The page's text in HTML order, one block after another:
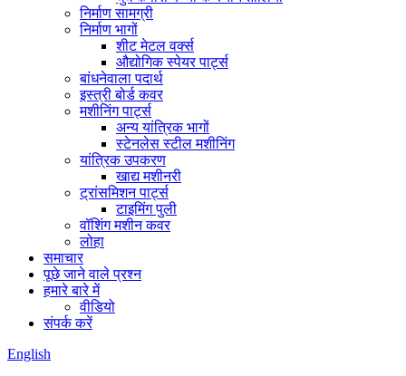
निर्माण सामग्री
निर्माण भागों
शीट मेटल वर्क्स
औद्योगिक स्पेयर पार्ट्स
बांधनेवाला पदार्थ
इस्त्री बोर्ड कवर
मशीनिंग पार्ट्स
अन्य यांत्रिक भागों
स्टेनलेस स्टील मशीनिंग
यांत्रिक उपकरण
खाद्य मशीनरी
ट्रांसमिशन पार्ट्स
टाइमिंग पुली
वॉशिंग मशीन कवर
लोहा
समाचार
पूछे जाने वाले प्रश्न
हमारे बारे में
वीडियो
संपर्क करें
English